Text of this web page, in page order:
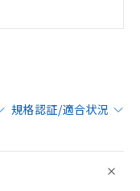
規格認証/適合状況